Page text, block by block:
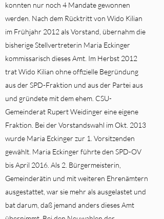
konnten nur noch 4 Mandate gewonnen
werden. Nach dem Rücktritt von Wido Kilian
im Frühjahr 2012 als Vorstand, übernahm die
bisherige Stellvertreterin Maria Eckinger
kommissarisch dieses Amt. Im Herbst 2012
trat Wido Kilian ohne offizielle Begründung
aus der SPD-Fraktion und aus der Partei aus
und gründete mit dem ehem. CSU-
Gemeinderat Rupert Weidinger eine eigene
Fraktion. Bei der Vorstandswahl im Okt. 2013
wurde Maria Eckinger zur 1. Vorsitzenden
gewählt. Maria Eckinger führte den SPD-OV
bis April 2016. Als 2. Bürgermeisterin,
Gemeinderätin und mit weiteren Ehrenämtern
ausgestattet, war sie mehr als ausgelastet und
bat darum, daß jemand anders dieses Amt